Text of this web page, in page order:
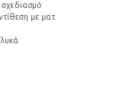
σχεδιασμό
με ματ